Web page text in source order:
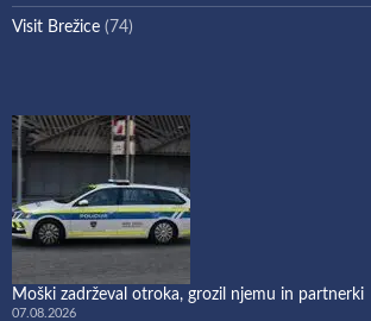
Visit Brežice (74)
Moški zadrževal otroka, grozil njemu in partnerki
07.08.2026